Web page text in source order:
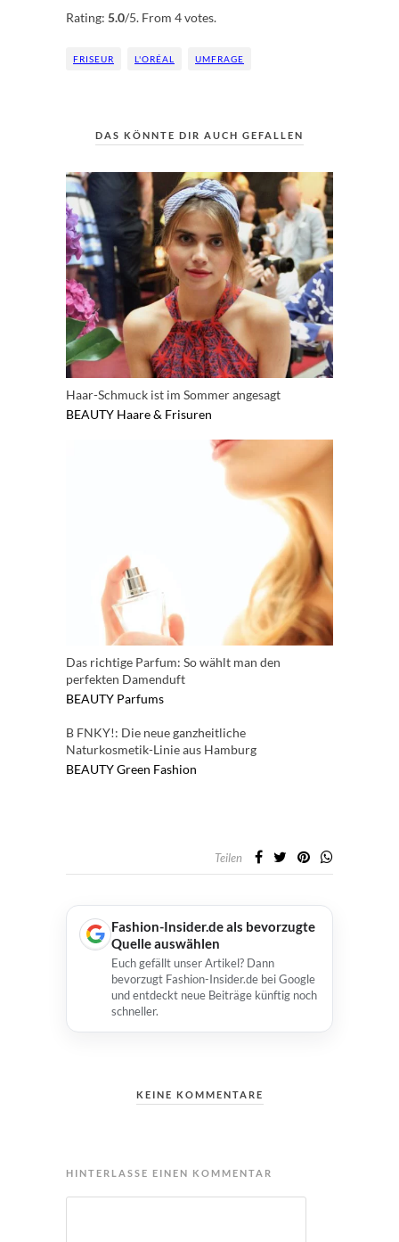
Rating: 5.0/5. From 4 votes.
FRISEUR L'ORÉAL UMFRAGE
DAS KÖNNTE DIR AUCH GEFALLEN
Haar-Schmuck ist im Sommer angesagt
BEAUTY Haare & Frisuren
Das richtige Parfum: So wählt man den
perfekten Damenduft
BEAUTY Parfums
B FNKY!: Die neue ganzheitliche
Naturkosmetik-Linie aus Hamburg
BEAUTYGreen Fashion
Teilen
Fashion-Insider.de als bevorzugte
Quelle auswählen
Euch gefällt unser Artikel? Dann
bevorzugt Fashion-Insider.de bei Google
und entdeckt neue Beiträge künftig noch
schneller.
KEINE KOMMENTARE
HINTERLASSE EINEN KOMMENTAR